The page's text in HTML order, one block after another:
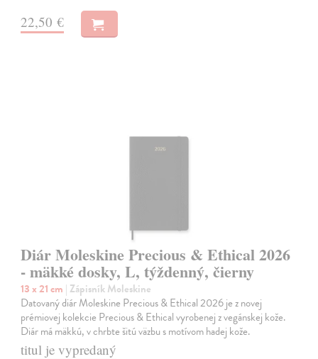
22,50 €
Diár Moleskine Precious & Ethical 2026
- mäkké dosky, L, týždenný, čierny
13 x 21 cm | Zápisník Moleskine
Datovaný diár Moleskine Precious & Ethical 2026 je z novej
prémiovej kolekcie Precious & Ethical vyrobenej z vegánskej kože.
Diár má mäkkú, v chrbte šitú väzbu s motívom hadej kože.
titul je vypredaný